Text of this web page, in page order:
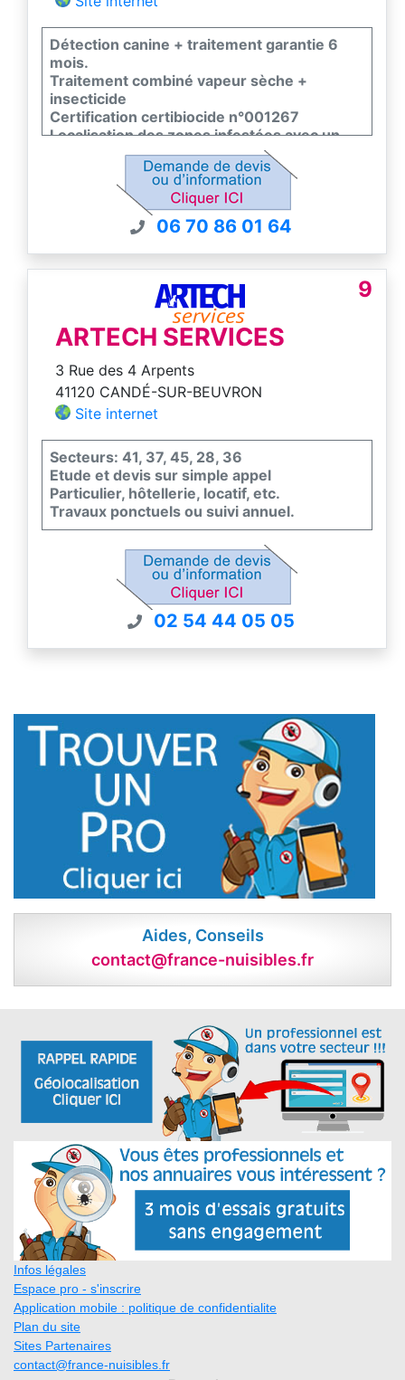
Détection canine + traitement garantie 6
mois.
Traitement combiné vapeur sèche +
insecticide
Certification certibiocide n°001267
Localisation des zones infestées avec un
renifleur pour les grandes superficies
06 70 86 01 64
9
ARTECH SERVICES
3 Rue des 4 Arpents
41120 CANDÉ-SUR-BEUVRON
Site internet
Secteurs: 41, 37, 45, 28, 36
Etude et devis sur simple appel
Particulier, hôtellerie, locatif, etc.
Travaux ponctuels ou suivi annuel.
02 54 44 05 05
Aides, Conseils
contact@france-nuisibles.fr
Infos légales
Espace pro - s'inscrire
Application mobile : politique de confidentialite
Plan du site
Sites Partenaires
contact@france-nuisibles.fr